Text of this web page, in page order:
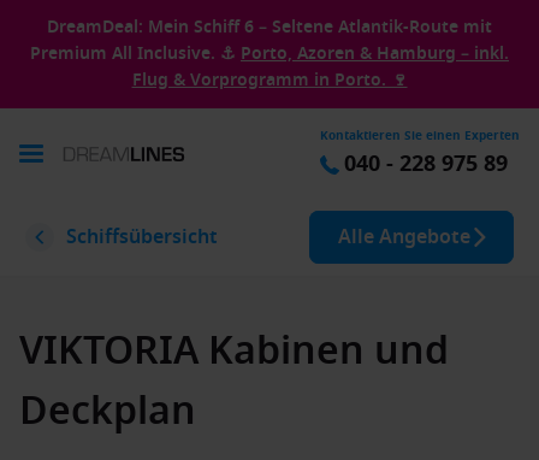
DreamDeal: Mein Schiff 6 – Seltene Atlantik-Route mit
Premium All Inclusive. ⚓ Porto, Azoren & Hamburg – inkl.
Flug & Vorprogramm in Porto. 🍷
Kontaktieren Sie einen Experten
040 - 228 975 89
Schiffsübersicht Alle Angebote
VIKTORIA Kabinen und
Deckplan